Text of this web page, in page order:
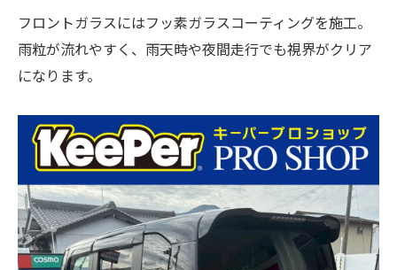
フロントガラスにはフッ素ガラスコーティングを施工。
雨粒が流れやすく、雨天時や夜間走行でも視界がクリア
になります。